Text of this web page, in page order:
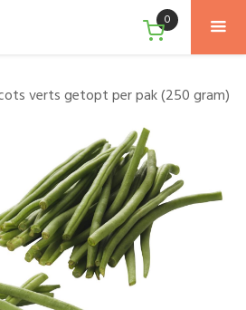
0
verts getopt per pak (250 gram)